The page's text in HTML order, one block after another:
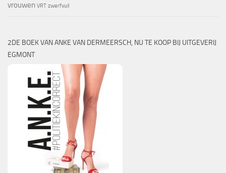
vrouwen VRT zwerfvuil
2DE BOEK VAN ANKE VAN DERMEERSCH, NU TE KOOP BIJ UITGEVERIJ
EGMONT